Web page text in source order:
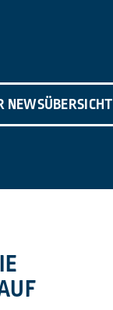
NEWSÜBERSICHT